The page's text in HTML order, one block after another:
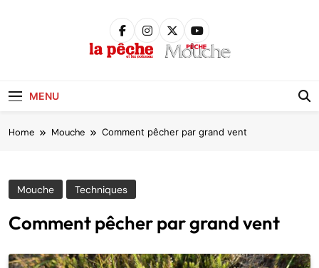
MENU
Home Mouche Comment pêcher par grand vent
Mouche Techniques
Comment pêcher par grand vent